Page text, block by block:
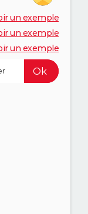
un exemple
un exemple
un exemple